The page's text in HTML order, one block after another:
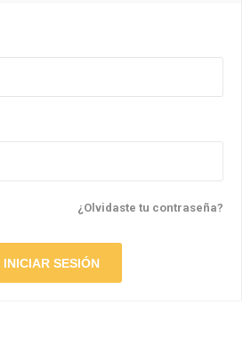
¿Olvidaste tu contraseña?